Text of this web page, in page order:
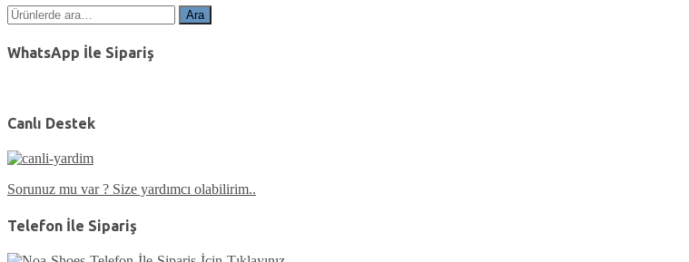
Ara: Ara
WhatsApp İle Sipariş
Canlı Destek
Sorunuz mu var ? Size yardımcı olabilirim..
Telefon İle Sipariş